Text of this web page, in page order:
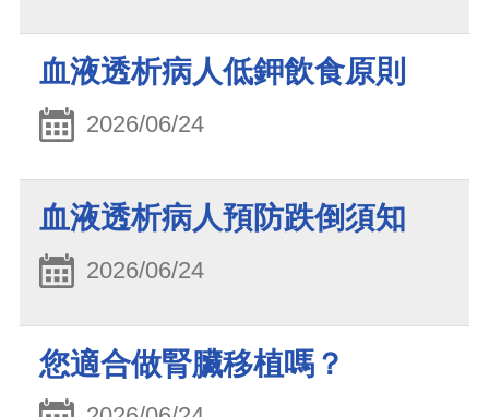
血液透析病人低鉀飲食原則
2026/06/24
血液透析病人預防跌倒須知
2026/06/24
您適合做腎臟移植嗎？